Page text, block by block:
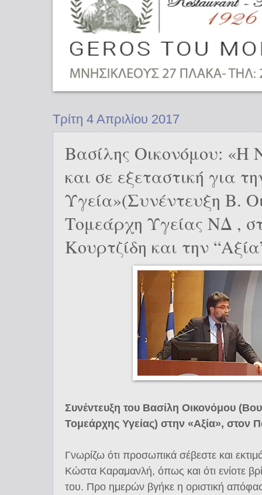
Τρίτη 4 Απριλίου 2017
Βασίλης Οικονόμου: «Η
και σε εξεταστική για
Υγεία»(Συνέντευξη Β.
Τομεάρχη Υγείας ΝΔ ,
Κουρτζίδη και την
Συνέντευξη του Βασίλη Οικονόμου
Τομεάρχης Υγείας) στην «Αξία», στον
Γνωρίζω ότι προσωπικά σέβεστε και
Κώστα Καραμανλή, όπως και ότι ενίοτε
του. Προ ημερών βγήκε η οριστική